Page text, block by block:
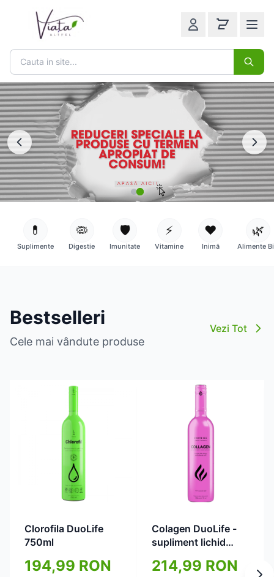
💊
Suplimente
🦠
Digestie
🛡️
Imunitate
⚡
Vitamine
❤️
Inimă
🌿
Alimente
Bestselleri
Cele mai vândute produse
Vezi Tot
Clorofila DuoLife
750ml
194,99 RON
Colagen DuoLife -
supliment lichid
elastica 750ml
214,99 RON